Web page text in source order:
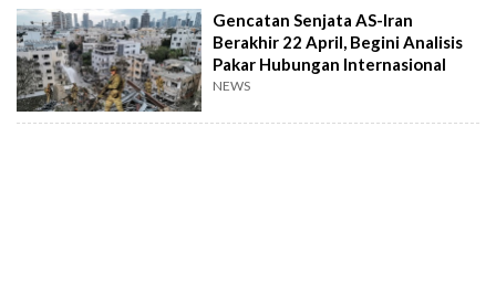
Gencatan Senjata AS-Iran
Berakhir 22 April, Begini Analisis
Pakar Hubungan Internasional
NEWS